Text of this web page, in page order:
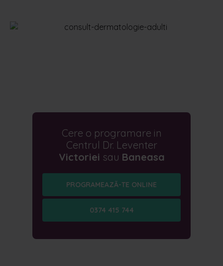
Cere o programare in
Centrul Dr. Leventer
Victoriei sau Baneasa
PROGRAMEAZĂ-TE ONLINE
0374 415 744